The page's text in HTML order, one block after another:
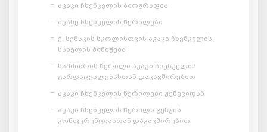
აკაკი ჩხენკელის ბიოგრაფია
ივანე ჩხენკელის წერილები
ქ. სენაკის სკოლისთვის აკაკი ჩხენკელის
სახელის მინიჭება
სამძიმრის წერილი აკაკი ჩხენკელის
გარდაცვალებასთან დაკავშირებით
აკაკი ჩხენკელის წერილები ჟენევიდან
აკაკი ჩხენკელის წერილი გენუის
კონფერენციასთან დაკავშირებით